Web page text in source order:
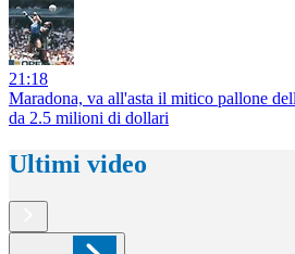
21:18
Maradona, va all'asta il mitico pallone
da 2.5 milioni di dollari
Ultimi video